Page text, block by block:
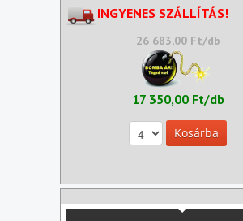
INGYENES SZÁLLÍTÁS!
26 683,00 Ft/db
17 350,00 Ft/db